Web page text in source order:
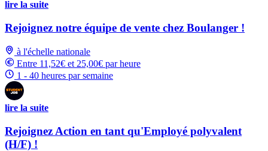
lire la suite
Rejoignez notre équipe de vente chez Boulanger !
à l'échelle nationale
Entre 11,52€ et 25,00€ par heure
1 - 40 heures par semaine
lire la suite
Rejoignez Action en tant qu'Employé polyvalent
(H/F) !